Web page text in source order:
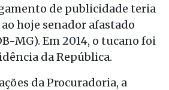
de publicidade teria
hoje senador afastado
MG). Em 2014, o tucano foi
da República.
da Procuradoria, a